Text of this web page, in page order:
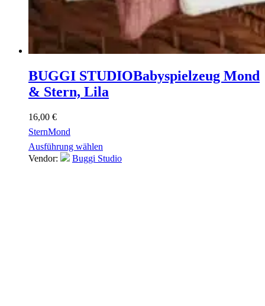
BUGGI STUDIOBabyspielzeug Mond
& Stern, Lila
16,00 €
SternMond
Ausführung wählen
Vendor:
Buggi Studio